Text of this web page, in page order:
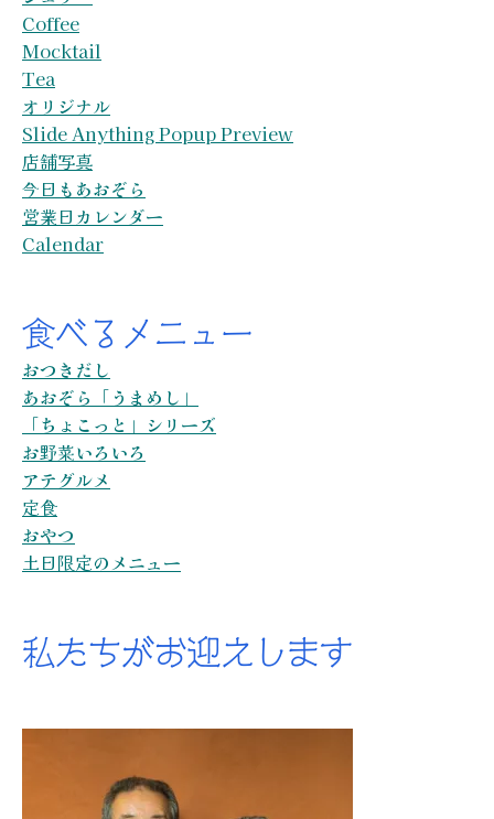
Coffee
Mocktail
Tea
オリジナル
Slide Anything Popup Preview
店舗写真
今日もあおぞら
営業日カレンダー
Calendar
食べるメニュー
おつきだし
あおぞら「うまめし」
「ちょこっと」シリーズ
お野菜いろいろ
アテグルメ
定食
おやつ
土日限定のメニュー
私たちがお迎えします